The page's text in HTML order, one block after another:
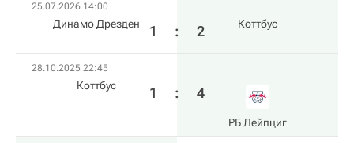
25.07.2026 14:00
Динамо Дрезден 1 : 2 Коттбус
28.10.2025 22:45
Коттбус 1 : 4
РБ Лейпциг